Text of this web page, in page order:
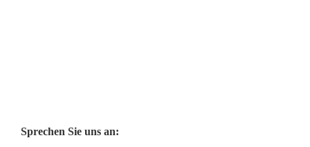
Sprechen Sie uns an: